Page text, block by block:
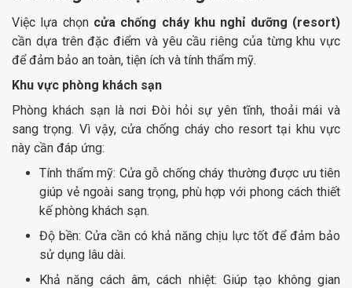
Việc lựa chọn cửa chống cháy khu nghỉ dưỡng (resort)
cần dựa trên đặc điểm và yêu cầu riêng của từng khu vực
để đảm bảo an toàn, tiện ích và tính thẩm mỹ.
Khu vực phòng khách sạn
Phòng khách sạn là nơi Đòi hỏi sự yên tĩnh, thoải mái và
sang trọng. Vì vậy, cửa chống cháy cho resort tại khu vực
này cần đáp ứng:
Tính thẩm mỹ: Cửa gỗ chống cháy thường được ưu tiên
giúp vẻ ngoài sang trọng, phù hợp với phong cách thiết
kế phòng khách sạn.
Độ bền: Cửa cần có khả năng chịu lực tốt để đảm bảo
sử dụng lâu dài.
Khả năng cách âm, cách nhiệt: Giúp tạo không gian